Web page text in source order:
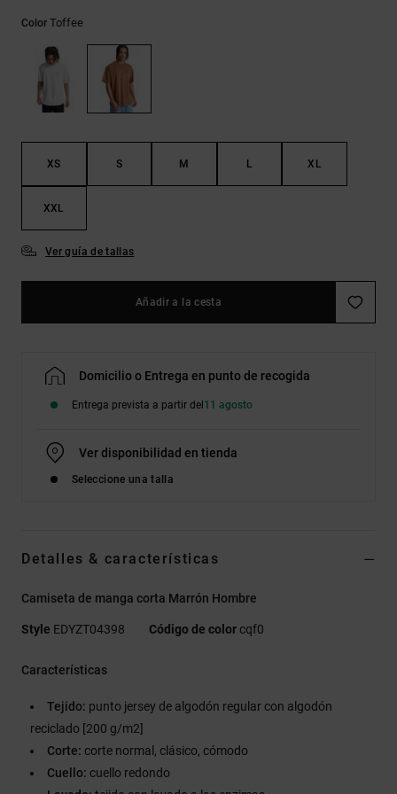
preguntas
nuestro
de contacto.
las FAQ
Color Toffee
XS S M L XL
XXL
Ver guía de tallas
Añadir a la cesta
Domicilio o Entrega en punto de recogida
Entrega prevista a partir del11 agosto
Ver disponibilidad en tienda
Seleccione una talla
Detalles & características
Camiseta de manga corta Marrón Hombre
Style EDYZT04398 Código de color cqf0
Características
Tejido: punto jersey de algodón regular con algodón
reciclado [200 g/m2]
Corte: corte normal, clásico, cómodo
Cuello: cuello redondo